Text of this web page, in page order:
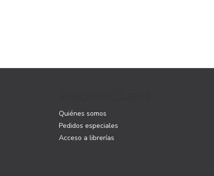
Quiénes somos
Pedidos especiales
Acceso a librerías